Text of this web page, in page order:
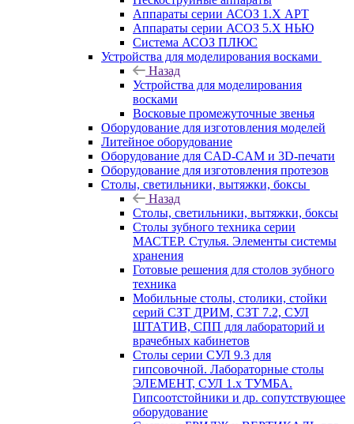
Аппараты серии АСОЗ 1.Х АРТ
Аппараты серии АСОЗ 5.Х НЬЮ
Система АСОЗ ПЛЮС
Устройства для моделирования восками
Назад
Устройства для моделирования
восками
Восковые промежуточные звенья
Оборудование для изготовления моделей
Литейное оборудование
Оборудование для CAD-CAM и 3D-печати
Оборудование для изготовления протезов
Cтолы, светильники, вытяжки, боксы
Назад
Cтолы, светильники, вытяжки, боксы
Столы зубного техника серии
МАСТЕР. Стулья. Элементы системы
хранения
Готовые решения для столов зубного
техника
Мобильные столы, столики, стойки
серий СЗТ ДРИМ, СЗТ 7.2, СУЛ
ШТАТИВ, СПП для лабораторий и
врачебных кабинетов
Столы серии СУЛ 9.3 для
гипсовочной. Лабораторные столы
ЭЛЕМЕНТ, СУЛ 1.х ТУМБА.
Гипсоотстойники и др. сопутствующее
оборудование